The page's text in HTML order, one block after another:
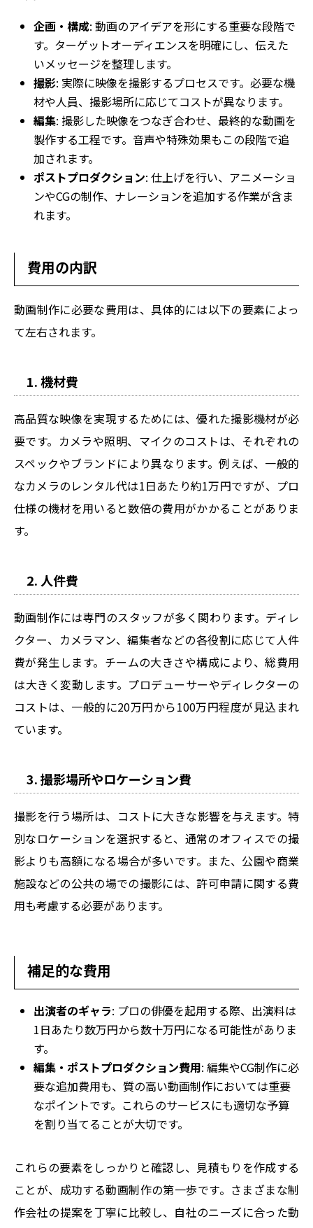
企画・構成: 動画のアイデアを形にする重要な段階で
す。ターゲットオーディエンスを明確にし、伝えた
いメッセージを整理します。
撮影: 実際に映像を撮影するプロセスです。必要な機
材や人員、撮影場所に応じてコストが異なります。
編集: 撮影した映像をつなぎ合わせ、最終的な動画を
製作する工程です。音声や特殊効果もこの段階で追
加されます。
ポストプロダクション: 仕上げを行い、アニメーショ
ンやCGの制作、ナレーションを追加する作業が含ま
れます。
費用の内訳
動画制作に必要な費用は、具体的には以下の要素によっ
て左右されます。
1. 機材費
高品質な映像を実現するためには、優れた撮影機材が必
要です。カメラや照明、マイクのコストは、それぞれの
スペックやブランドにより異なります。例えば、一般的
なカメラのレンタル代は1日あたり約1万円ですが、プロ
仕様の機材を用いると数倍の費用がかかることがありま
す。
2. 人件費
動画制作には専門のスタッフが多く関わります。ディレ
クター、カメラマン、編集者などの各役割に応じて人件
費が発生します。チームの大きさや構成により、総費用
は大きく変動します。プロデューサーやディレクターの
コストは、一般的に20万円から100万円程度が見込まれ
ています。
3. 撮影場所やロケーション費
撮影を行う場所は、コストに大きな影響を与えます。特
別なロケーションを選択すると、通常のオフィスでの撮
影よりも高額になる場合が多いです。また、公園や商業
施設などの公共の場での撮影には、許可申請に関する費
用も考慮する必要があります。
補足的な費用
出演者のギャラ: プロの俳優を起用する際、出演料は
1日あたり数万円から数十万円になる可能性がありま
す。
編集・ポストプロダクション費用: 編集やCG制作に必
要な追加費用も、質の高い動画制作においては重要
なポイントです。これらのサービスにも適切な予算
を割り当てることが大切です。
これらの要素をしっかりと確認し、見積もりを作成する
ことが、成功する動画制作の第一歩です。さまざまな制
作会社の提案を丁寧に比較し、自社のニーズに合った動